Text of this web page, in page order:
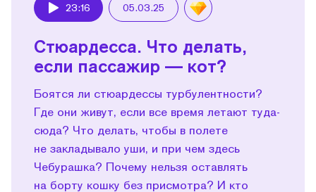
23:16 05.03.25
Стюардесса. Что делать,
если пассажир — кот?
Боятся ли стюардессы турбулентности?
Где они живут, если все время летают туда-
сюда? Что делать, чтобы в полете
не закладывало уши, и при чем здесь
Чебурашка? Почему нельзя оставлять
на борту кошку без присмотра? И кто